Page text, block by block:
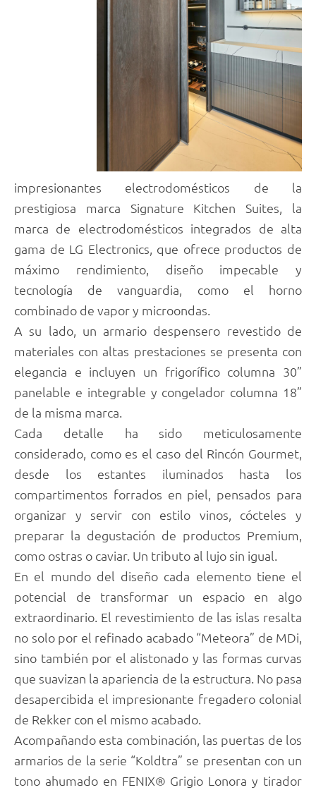
impresionantes electrodomésticos de la
prestigiosa marca Signature Kitchen Suites, la
marca de electrodomésticos integrados de alta
gama de LG Electronics, que ofrece productos de
máximo rendimiento, diseño impecable y
tecnología de vanguardia, como el horno
combinado de vapor y microondas.
A su lado, un armario despensero revestido de
materiales con altas prestaciones se presenta con
elegancia e incluyen un frigorífico columna 30”
panelable e integrable y congelador columna 18”
de la misma marca.
Cada detalle ha sido meticulosamente
considerado, como es el caso del Rincón Gourmet,
desde los estantes iluminados hasta los
compartimentos forrados en piel, pensados para
organizar y servir con estilo vinos, cócteles y
preparar la degustación de productos Premium,
como ostras o caviar. Un tributo al lujo sin igual.
En el mundo del diseño cada elemento tiene el
potencial de transformar un espacio en algo
extraordinario. El revestimiento de las islas resalta
no solo por el refinado acabado “Meteora” de MDi,
sino también por el alistonado y las formas curvas
que suavizan la apariencia de la estructura. No pasa
desapercibida el impresionante fregadero colonial
de Rekker con el mismo acabado.
Acompañando esta combinación, las puertas de los
armarios de la serie “Koldtra” se presentan con un
tono ahumado en FENIX® Grigio Lonora y tirador